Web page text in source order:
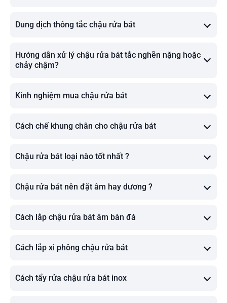
Dung dịch thông tắc chậu rửa bát
Hướng dẫn xử lý chậu rửa bát tắc nghẽn nặng hoặc
chảy chậm?
Kinh nghiệm mua chậu rửa bát
Cách chế khung chân cho chậu rửa bát
Chậu rửa bát loại nào tốt nhất ?
Chậu rửa bát nên đặt âm hay dương ?
Cách lắp chậu rửa bát âm bàn đá
Cách lắp xi phông chậu rửa bát
Cách tẩy rửa chậu rửa bát inox